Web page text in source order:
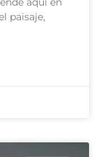
paisaje,